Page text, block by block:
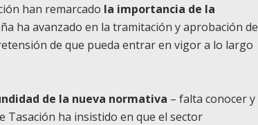
han remarcado la importancia de la
ha avanzado en la tramitación y aprobación de
de que pueda entrar en vigor a lo largo
de la nueva normativa – falta conocer y
Tasación ha insistido en que el sector